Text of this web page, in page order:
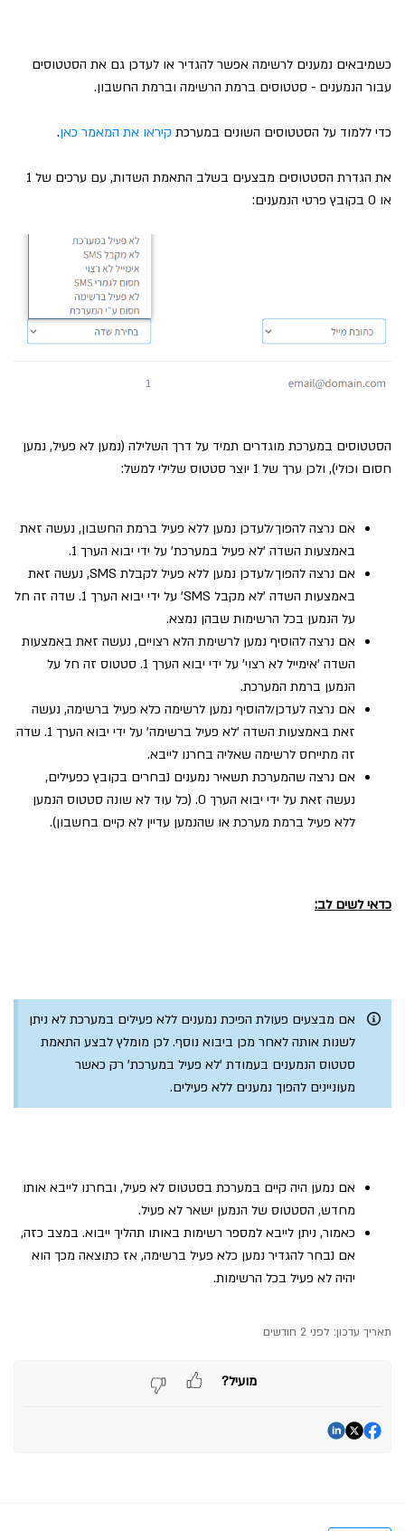
כשמיבאים נמענים לרשימה אפשר להגדיר או לעדכן גם את הסטטוסים
עבור הנמענים - סטטוסים ברמת הרשימה וברמת החשבון.
כדי ללמוד על הסטטוסים השונים במערכת קיראו את המאמר כאן.
את הגדרת הסטטוסים מבצעים בשלב התאמת השדות, עם ערכים של 1
או 0 בקובץ פרטי הנמענים:
הסטטוסים במערכת מוגדרים תמיד על דרך השלילה (נמען לא פעיל, נמען
חסום וכולי), ולכן ערך של 1 יוצר סטטוס שלילי למשל:
אם נרצה להפוך/לעדכן נמען ללא פעיל ברמת החשבון, נעשה זאת
באמצעות השדה 'לא פעיל במערכת' על ידי יבוא הערך 1.
אם נרצה להפוך/לעדכן נמען ללא פעיל לקבלת SMS, נעשה זאת
באמצעות השדה 'לא מקבל SMS' על ידי יבוא הערך 1. שדה זה חל
על הנמען בכל הרשימות שבהן נמצא.
אם נרצה להוסיף נמען לרשימת הלא רצויים, נעשה זאת באמצעות
השדה 'אימייל לא רצוי' על ידי יבוא הערך 1. סטטוס זה חל על
הנמען ברמת המערכת.
אם נרצה לעדכן/להוסיף נמען לרשימה כלא פעיל ברשימה, נעשה
זאת באמצעות השדה 'לא פעיל ברשימה' על ידי יבוא הערך 1. שדה
זה מתייחס לרשימה שאליה בחרנו לייבא.
אם נרצה שהמערכת תשאיר נמענים נבחרים בקובץ כפעילים,
נעשה זאת על ידי יבוא הערך 0. (כל עוד לא שונה סטטוס הנמען
ללא פעיל ברמת מערכת או שהנמען עדיין לא קיים בחשבון).
כדאי לשים לב:
אם מבצעים פעולת הפיכת נמענים ללא פעילים במערכת לא ניתן
לשנות אותה לאחר מכן ביבוא נוסף. לכן מומלץ לבצע התאמת
סטטוס הנמענים בעמודת 'לא פעיל במערכת' רק כאשר
מעוניינים להפוך נמענים ללא פעילים.
אם נמען היה קיים במערכת בסטטוס לא פעיל, ובחרנו לייבא אותו
מחדש, הסטטוס של הנמען ישאר לא פעיל.
כאמור, ניתן לייבא למספר רשימות באותו תהליך ייבוא. במצב כזה,
אם נבחר להגדיר נמען כלא פעיל ברשימה, אז כתוצאה מכך הוא
יהיה לא פעיל בכל הרשימות.
תאריך עדכון: לפני 2 חודשים
מועיל?